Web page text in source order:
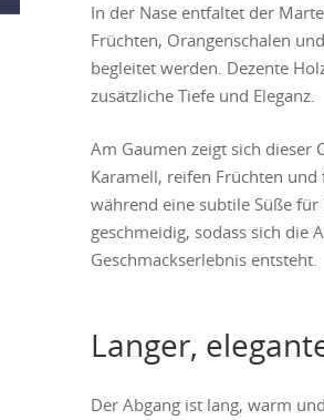
In der Nase entfaltet der
Früchten, Orangenschalen
begleitet werden. Dezente
zusätzliche Tiefe und Eleganz.
Am Gaumen zeigt sich dieser
Karamell, reifen Früchten
während eine subtile Süße
geschmeidig, sodass sich die
Geschmackserlebnis entsteht.
Langer,
Der Abgang ist lang, warm